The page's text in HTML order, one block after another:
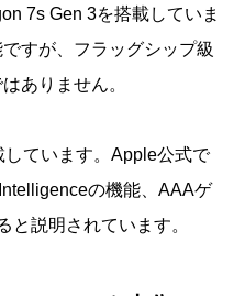
7s Gen 3を搭載していま
すが、フラッグシップ級
ありません。
ています。Apple公式で
の機能、AAAゲ
と説明されています。